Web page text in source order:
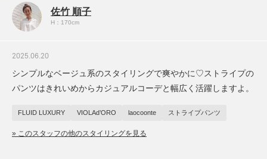
佐竹 順子
H：170cm
2025.06.20
シンプルなベージュ系のスタイリングで爽やかに♡ストライプの
パンツはきれいめからカジュアルコーデと幅広く活躍しますよ。
FLUID LUXURY VIOLAd’ORO laocoonte ストライプパンツ
» このスタッフの他のスタイリングを見る